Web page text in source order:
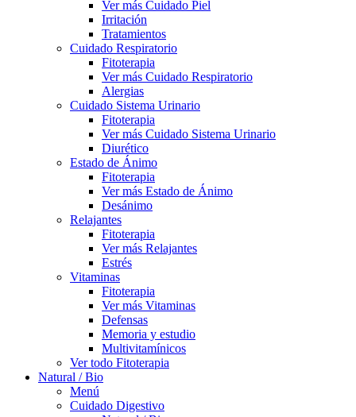
Ver más Cuidado Piel
Irritación
Tratamientos
Cuidado Respiratorio
Fitoterapia
Ver más Cuidado Respiratorio
Alergias
Cuidado Sistema Urinario
Fitoterapia
Ver más Cuidado Sistema Urinario
Diurético
Estado de Ánimo
Fitoterapia
Ver más Estado de Ánimo
Desánimo
Relajantes
Fitoterapia
Ver más Relajantes
Estrés
Vitaminas
Fitoterapia
Ver más Vitaminas
Defensas
Memoria y estudio
Multivitamínicos
Ver todo Fitoterapia
Natural / Bio
Menú
Cuidado Digestivo